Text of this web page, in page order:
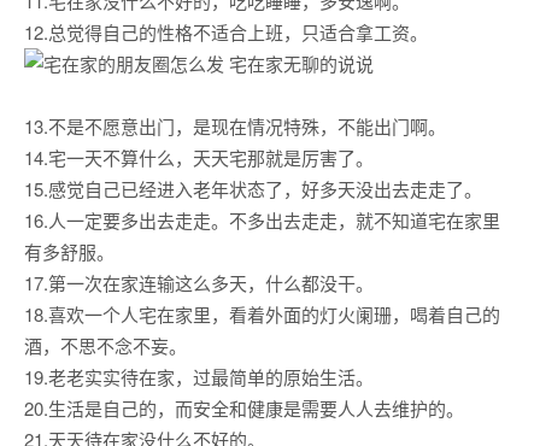
12.总觉得自己的性格不适合上班，只适合拿工资。
13.不是不愿意出门，是现在情况特殊，不能出门啊。
14.宅一天不算什么，天天宅那就是厉害了。
15.感觉自己已经进入老年状态了，好多天没出去走走了。
16.人一定要多出去走走。不多出去走走，就不知道宅在家里
有多舒服。
17.第一次在家连输这么多天，什么都没干。
18.喜欢一个人宅在家里，看着外面的灯火阑珊，喝着自己的
酒，不思不念不妄。
19.老老实实待在家，过最简单的原始生活。
20.生活是自己的，而安全和健康是需要人人去维护的。
21.天天待在家没什么不好的。